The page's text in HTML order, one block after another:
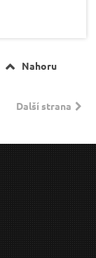
Nahoru
Další strana